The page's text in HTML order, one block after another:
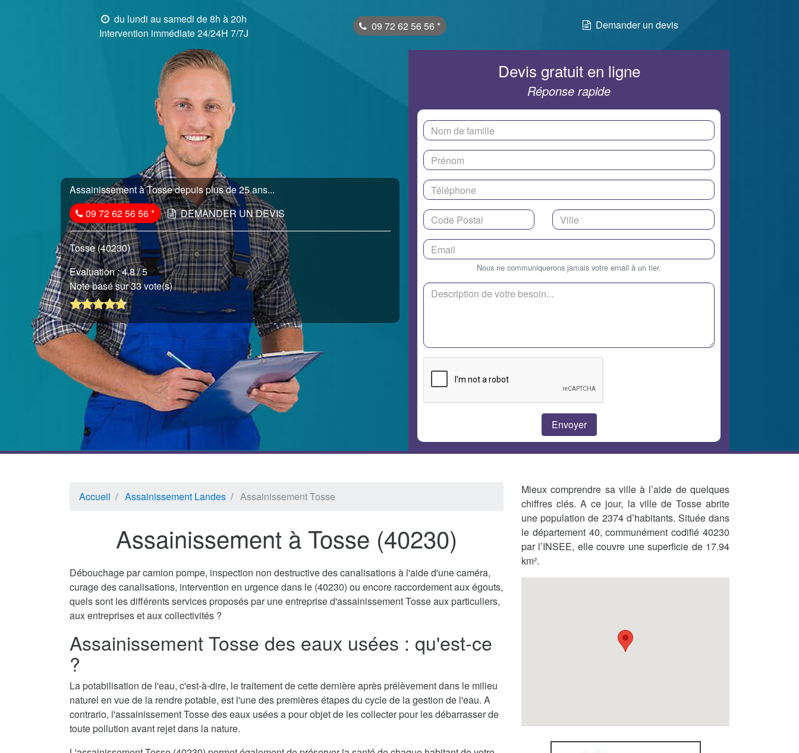
du lundi au samedi de 8h à 20h
Intervention immédiate 24/24H 7/7J
09 72 62 56 56 * Demander un devis
Assainissement à Tosse depuis plus de 25 ans...
09 72 62 56 56* DEMANDER UN DEVIS
Tosse (40230)
Evaluation :4.8/ 5
Note basé sur 33 vote(s)
Devis gratuit en ligne
Réponse rapide
Nous ne communiquerons jamais votre email à un tier.
Accueil Assainissement Landes Assainissement Tosse
Assainissement à Tosse (40230)
Débouchage par camion pompe, inspection non destructive des canalisations à l'aide d'une caméra,
curage des canalisations, intervention en urgence dans le (40230) ou encore raccordement aux égouts,
quels sont les différents services proposés par une entreprise d'assainissement Tosse aux particuliers,
aux entreprises et aux collectivités ?
Assainissement Tosse des eaux usées : qu'est-ce
?
La potabilisation de l'eau, c'est-à-dire, le traitement de cette dernière après prélèvement dans le milieu
naturel en vue de la rendre potable, est l'une des premières étapes du cycle de la gestion de l'eau. A
contrario, l'assainissement Tosse des eaux usées a pour objet de les collecter pour les débarrasser de
toute pollution avant rejet dans la nature.
Mieux comprendre sa ville à l’aide de quelques
chiffres clés. A ce jour, la ville de Tosse abrite
une population de 2374 d’habitants. Située dans
le département 40, communément codifié 40230
par l’INSEE, elle couvre une superficie de 17.94
km².